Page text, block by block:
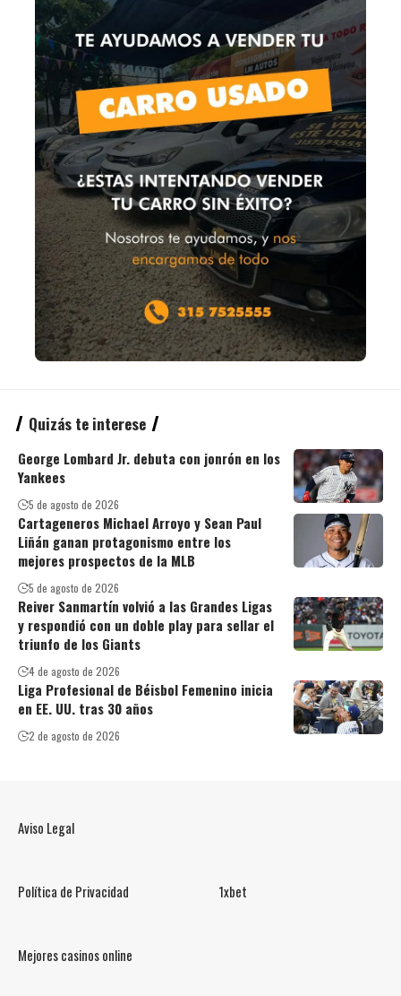
Quizás te interese
George Lombard Jr. debuta con jonrón en los
Yankees
5 de agosto de 2026
Cartageneros Michael Arroyo y Sean Paul
Liñán ganan protagonismo entre los
mejores prospectos de la MLB
5 de agosto de 2026
Reiver Sanmartín volvió a las Grandes Ligas
y respondió con un doble play para sellar el
triunfo de los Giants
4 de agosto de 2026
Liga Profesional de Béisbol Femenino inicia
en EE. UU. tras 30 años
2 de agosto de 2026
Aviso Legal
Política de Privacidad 1xbet
Mejores casinos online